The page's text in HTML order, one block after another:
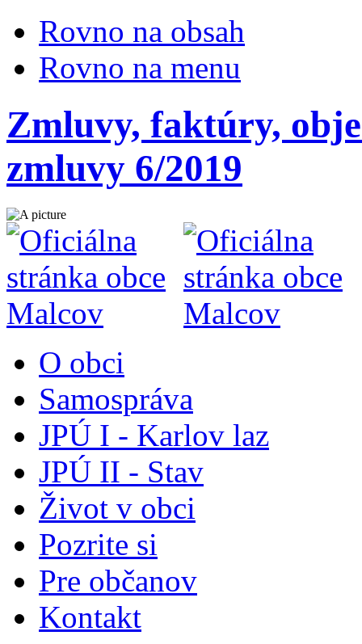
Rovno na obsah
Rovno na menu
Zmluvy, faktúry,
zmluvy 6/2019
O obci
Samospráva
JPÚ I - Karlov laz
JPÚ II - Stav
Život v obci
Pozrite si
Pre občanov
Kontakt